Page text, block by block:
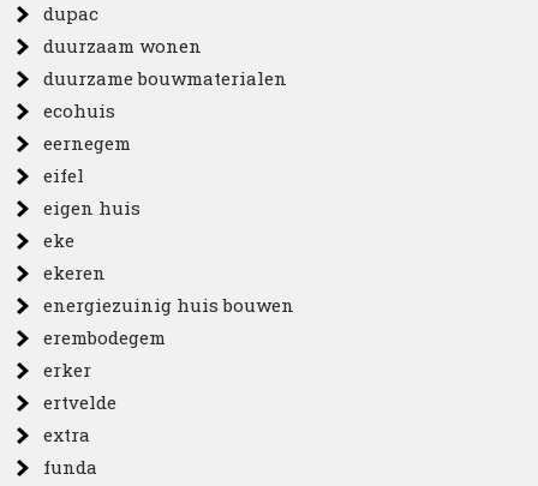
dupac
duurzaam wonen
duurzame bouwmaterialen
ecohuis
eernegem
eifel
eigen huis
eke
ekeren
energiezuinig huis bouwen
erembodegem
erker
ertvelde
extra
funda